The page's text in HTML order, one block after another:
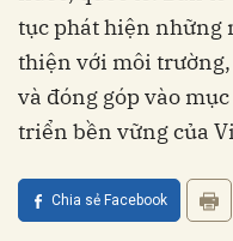
tục phát hiện những
thiện với môi
và đóng góp vào
triển bền vững của
Chia sẻ Facebook